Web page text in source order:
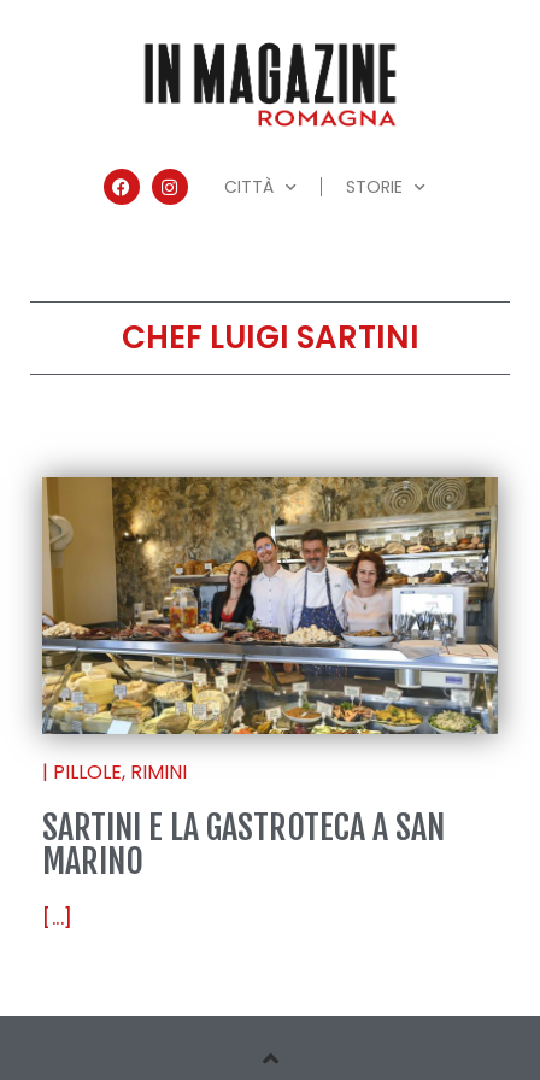
CITTÀ STORIE
CHEF LUIGI SARTINI
| PILLOLE, RIMINI
SARTINI E LA GASTROTECA A SAN
MARINO
[...]